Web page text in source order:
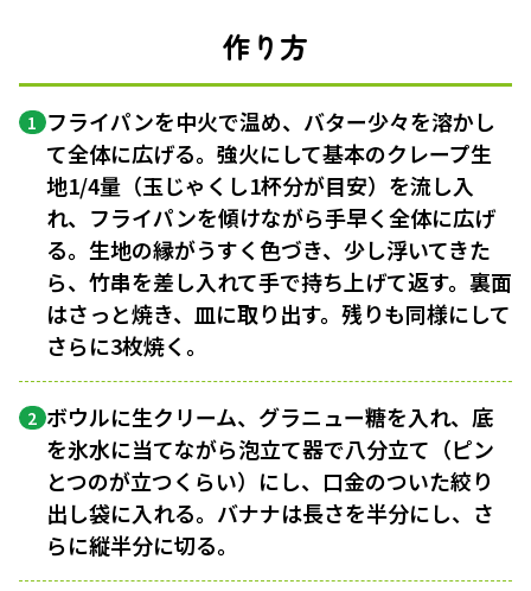
作り方
1 フライパンを中火で温め、バター少々を溶かし
て全体に広げる。強火にして基本のクレープ生
地1/4量（玉じゃくし1杯分が目安）を流し入
れ、フライパンを傾けながら手早く全体に広げ
る。生地の縁がうすく色づき、少し浮いてきた
ら、竹串を差し入れて手で持ち上げて返す。裏面
はさっと焼き、皿に取り出す。残りも同様にして
さらに3枚焼く。
2 ボウルに生クリーム、グラニュー糖を入れ、底
を氷水に当てながら泡立て器で八分立て（ピン
とつのが立つくらい）にし、口金のついた絞り
出し袋に入れる。バナナは長さを半分にし、さ
らに縦半分に切る。